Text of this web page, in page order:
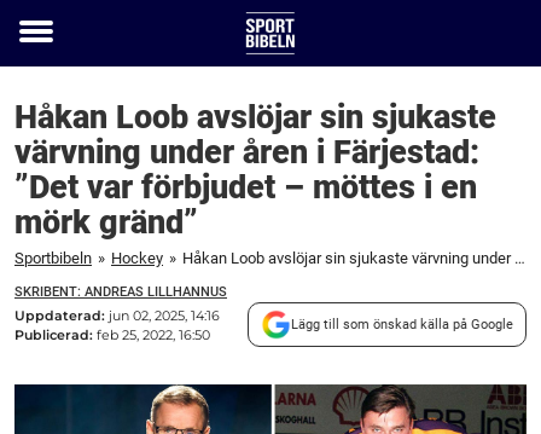
Toggle
Håkan Loob avslöjar sin sjukaste
värvning under åren i Färjestad:
”Det var förbjudet – möttes i en
mörk gränd”
Sportbibeln » Hockey » Håkan Loob avslöjar sin sjukaste värvning under åren i Färjestad: ”Det var förbjudet – möttes i en mörk gränd”
SKRIBENT: ANDREAS LILLHANNUS
Uppdaterad: jun 02, 2025, 14:16
Publicerad: feb 25, 2022, 16:50
Lägg till som önskad källa på Google